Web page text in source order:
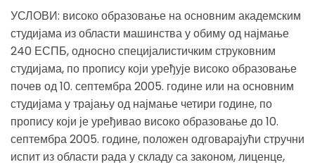
УСЛОВИ: високо образовање на основним академским
студијама из области машинства у обиму од најмање
240 ЕСПБ, односно специјалистичким струковним
студијама, по пропису који уређује високо образовање
почев од 10. септембра 2005. године или на основним
студијама у трајању од најмање четири године, по
пропису који је уређивао високо образовање до 10.
септембра 2005. године, положен одговарајући стручни
испит из области рада у складу са законом, лиценце,